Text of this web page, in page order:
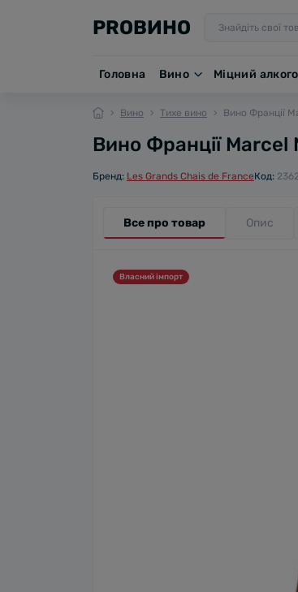
PROВИНО
Головна Вино Міцний
Вино Тихе вино Вино Франції
Вино Франції
Бренд: Les Grands Chais de FranceКод:
Все про товар Опис
Власний імпорт